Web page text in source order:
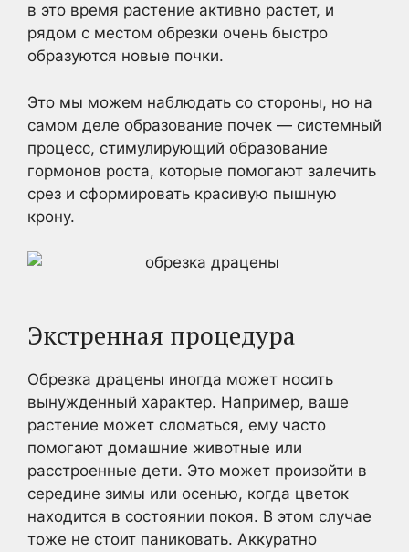
в это время растение активно растет, и
рядом с местом обрезки очень быстро
образуются новые почки.
Это мы можем наблюдать со стороны, но на
самом деле образование почек — системный
процесс, стимулирующий образование
гормонов роста, которые помогают залечить
срез и сформировать красивую пышную
крону.
Экстренная процедура
Обрезка драцены иногда может носить
вынужденный характер. Например, ваше
растение может сломаться, ему часто
помогают домашние животные или
расстроенные дети. Это может произойти в
середине зимы или осенью, когда цветок
находится в состоянии покоя. В этом случае
тоже не стоит паниковать. Аккуратно